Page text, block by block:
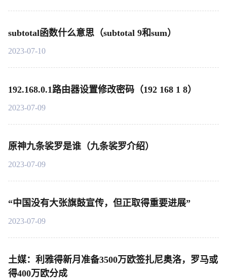
subtotal函数什么意思（subtotal 9和sum）
2023-07-10
192.168.0.1路由器设置修改密码（192 168 1 8）
2023-07-09
原神九条裟罗是谁（九条裟罗介绍）
2023-07-09
“中国没有大张旗鼓宣传，但正取得重要进展”
2023-07-09
土媒：利雅得新月准备3500万欧签扎尼奥洛，罗马或
得400万欧分成